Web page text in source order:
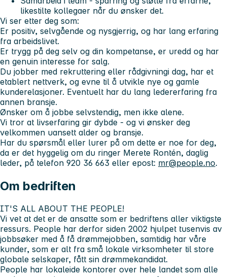
likestilte kollegaer når du ønsker det.
Vi ser etter deg som:
Er positiv, selvgående og nysgjerrig, og har lang erfaring
fra arbeidslivet.
Er trygg på deg selv og din kompetanse, er uredd og har
en genuin interesse for salg.
Du jobber med rekruttering eller rådgivningi dag, har et
etablert nettverk, og evne til å utvikle nye og gamle
kunderelasjoner. Eventuelt har du lang ledererfaring fra
annen bransje.
Ønsker om å jobbe selvstendig, men ikke alene.
Vi tror at livserfaring gir dybde - og vi ønsker deg
velkommen uansett alder og bransje.
Har du spørsmål eller lurer på om dette er noe for deg,
da er det hyggelig om du ringer Merete Rontén, daglig
leder, på telefon 920 36 663 eller epost: mr@people.no.
Om bedriften
IT'S ALL ABOUT THE PEOPLE!
Vi vet at det er de ansatte som er bedriftens aller viktigste
ressurs. People har derfor siden 2002 hjulpet tusenvis av
jobbsøker med å få drømmejobben, samtidig har våre
kunder, som er alt fra små lokale virksomheter til store
globale selskaper, fått sin drømmekandidat.
People har lokaleide kontorer over hele landet som alle